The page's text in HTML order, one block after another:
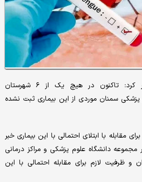
دکتر کامران قدس اظهار کرد: تاکنون در هیچ یک از ۶ شهرستان
سمنان موردی از این بیماری ثبت نشده
مقابله با ابتلای احتمالی با این بیماری خبر
مجموعه دانشگاه علوم پزشکی و مراکز درمانی
و ظرفیت لازم برای مقابله احتمالی با این